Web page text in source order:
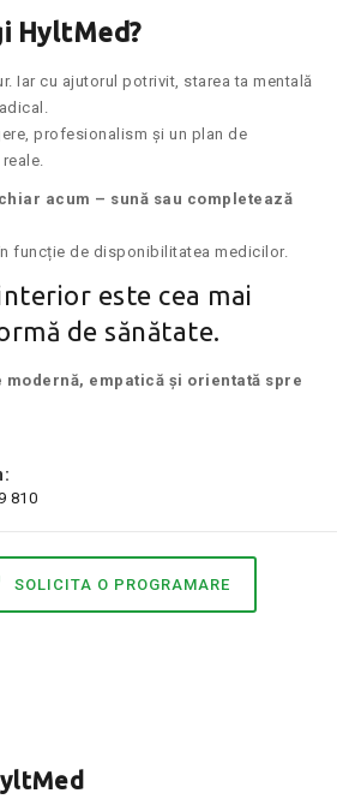
HyltMed?
Iar cu ajutorul potrivit, starea ta mentală
profesionalism și un plan de
acum – sună sau completează
funcție de disponibilitatea medicilor.
este cea mai
de sănătate.
empatică și orientată spre
810
SOLICITA O PROGRAMARE